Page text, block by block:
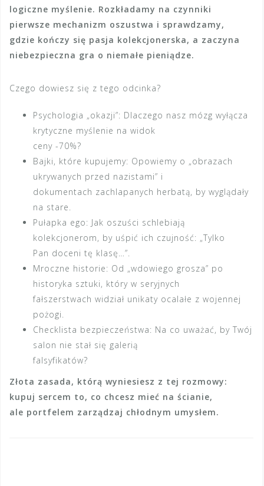
logiczne myślenie. Rozkładamy na czynniki
pierwsze mechanizm oszustwa i sprawdzamy,
gdzie kończy się pasja kolekcjonerska, a zaczyna
niebezpieczna gra o niemałe pieniądze.
Czego dowiesz się z tego odcinka?
Psychologia „okazji”: Dlaczego nasz mózg wyłącza
krytyczne myślenie na widok
ceny -70%?
Bajki, które kupujemy: Opowiemy o „obrazach
ukrywanych przed nazistami” i
dokumentach zachlapanych herbatą, by wyglądały
na stare.
Pułapka ego: Jak oszuści schlebiają
kolekcjonerom, by uśpić ich czujność: „Tylko
Pan doceni tę klasę…”.
Mroczne historie: Od „wdowiego grosza” po
historyka sztuki, który w seryjnych
fałszerstwach widział unikaty ocalałe z wojennej
pożogi.
Checklista bezpieczeństwa: Na co uważać, by Twój
salon nie stał się galerią
falsyfikatów?
Złota zasada, którą wyniesiesz z tej rozmowy:
kupuj sercem to, co chcesz mieć na ścianie,
ale portfelem zarządzaj chłodnym umysłem.